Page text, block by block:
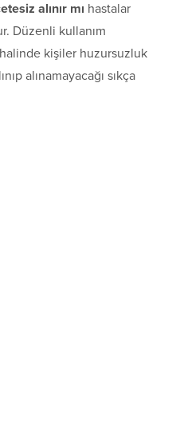
alınır mı hastalar
Düzenli kullanım
kişiler huzursuzluk
alınamayacağı sıkça